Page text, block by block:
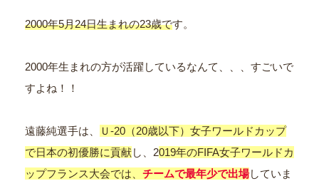
2000年5月24日生まれの23歳です。
2000年生まれの方が活躍しているなんて、、、すごいで
すよね！！
遠藤純選手は、
Ｕ-20（20歳以下）女子ワールドカップ
で日本の初優勝に貢献し、2019年のFIFA女子ワールドカ
ップフランス大会では、 チームで最年少で出場していま